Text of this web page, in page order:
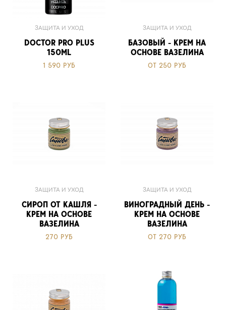
ЗАЩИТА И УХОД
DOCTOR PRO PLUS
150ML
1 590 РУБ
ЗАЩИТА И УХОД
БАЗОВЫЙ - КРЕМ НА
ОСНОВЕ ВАЗЕЛИНА
ОТ 250 РУБ
ЗАЩИТА И УХОД
СИРОП ОТ КАШЛЯ -
КРЕМ НА ОСНОВЕ
ВАЗЕЛИНА
270 РУБ
ЗАЩИТА И УХОД
ВИНОГРАДНЫЙ ДЕНЬ -
КРЕМ НА ОСНОВЕ
ВАЗЕЛИНА
ОТ 270 РУБ